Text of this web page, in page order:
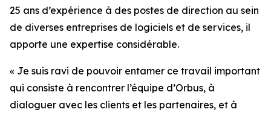
25 ans d’expérience à des postes de direction au sein
de diverses entreprises de logiciels et de services, il
apporte une expertise considérable.
« Je suis ravi de pouvoir entamer ce travail important
qui consiste à rencontrer l’équipe d’Orbus, à
dialoguer avec les clients et les partenaires, et à